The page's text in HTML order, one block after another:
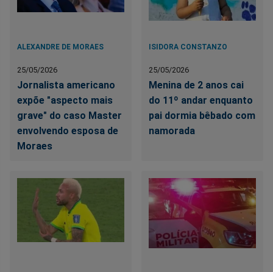
ALEXANDRE DE MORAES
25/05/2026
Jornalista americano
expõe "aspecto mais
grave" do caso Master
envolvendo esposa de
Moraes
ISIDORA CONSTANZO
25/05/2026
Menina de 2 anos cai
do 11º andar enquanto
pai dormia bêbado com
namorada